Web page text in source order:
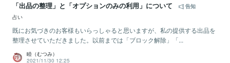
「出品の整理」と「オプションのみの利用」について
告知
占い
既にお気づきのお客様もいらっしゃると思いますが、私の提供する出品を
整理させていただきました。以前までは「ブロック解除」「...
睦（むつみ）
2021/11/30 12:25